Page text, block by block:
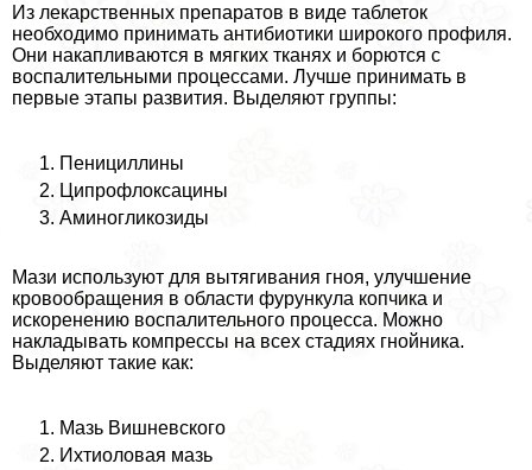
Из лекарственных препаратов в виде таблеток
необходимо принимать антибиотики широкого профиля.
Они накапливаются в мягких тканях и борются с
воспалительными процессами. Лучше принимать в
первые этапы развития. Выделяют группы:
Пенициллины
Ципрофлоксацины
Аминогликозиды
Мази используют для вытягивания гноя, улучшение
кровообращения в области фурункула копчика и
искоренению воспалительного процесса. Можно
накладывать компрессы на всех стадиях гнойника.
Выделяют такие как:
Мазь Вишневского
Ихтиоловая мазь